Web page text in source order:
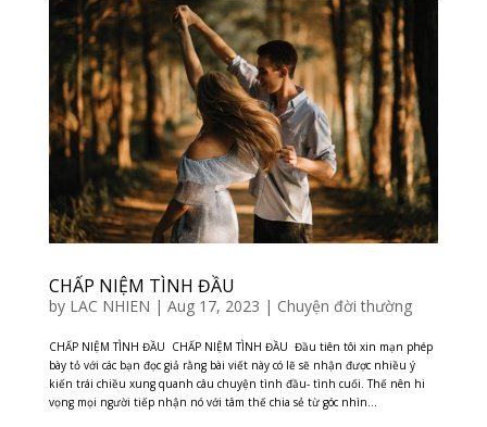
CHẤP NIỆM TÌNH ĐẦU
by LAC NHIEN | Aug 17, 2023 | Chuyện đời thường
CHẤP NIỆM TÌNH ĐẦU CHẤP NIỆM TÌNH ĐẦU Đầu tiên tôi xin mạn phép
bày tỏ với các bạn đọc giả rằng bài viết này có lẽ sẽ nhận được nhiều ý
kiến trái chiều xung quanh câu chuyện tình đầu- tình cuối. Thế nên hi
vọng mọi người tiếp nhận nó với tâm thế chia sẻ từ góc nhìn...